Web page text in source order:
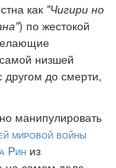
как "Чигири но
) по жестокой
низшей
другом до смерти,
манипулировать
мировой войны
Рин из